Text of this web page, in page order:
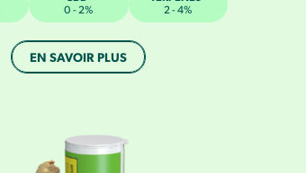
0 - 2% 2 - 4%
EN SAVOIR PLUS